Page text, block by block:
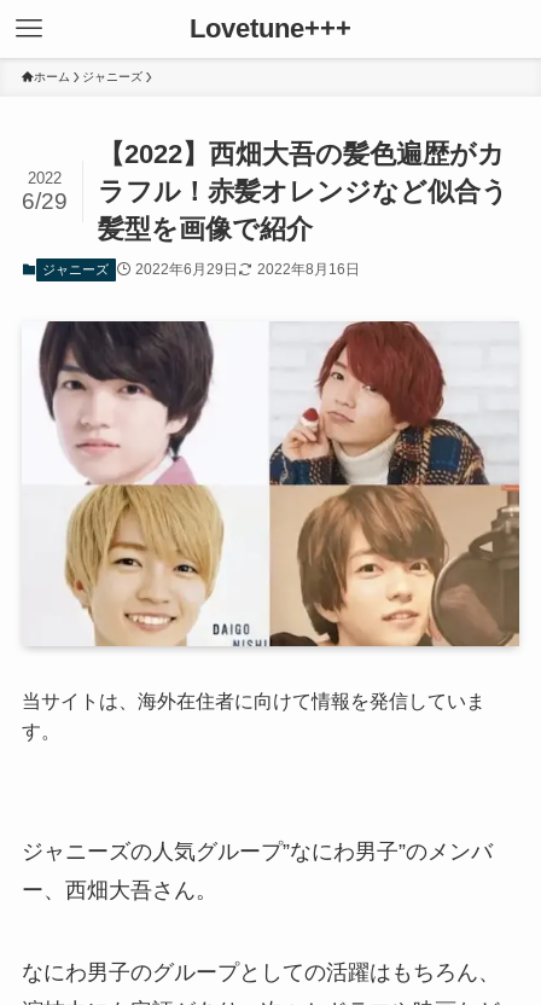
Lovetune+++
ホーム ジャニーズ
【2022】西畑大吾の髪色遍歴がカ
ラフル！赤髪オレンジなど似合う
髪型を画像で紹介
2022
6/29
ジャニーズ 2022年6月29日 2022年8月16日
当サイトは、海外在住者に向けて情報を発信していま
す。
ジャニーズの人気グループ”なにわ男子”のメンバ
ー、西畑大吾さん。
なにわ男子のグループとしての活躍はもちろん、